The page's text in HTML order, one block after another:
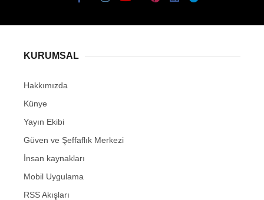
KURUMSAL
Hakkımızda
Künye
Yayın Ekibi
Güven ve Şeffaflık Merkezi
İnsan kaynakları
Mobil Uygulama
RSS Akışları